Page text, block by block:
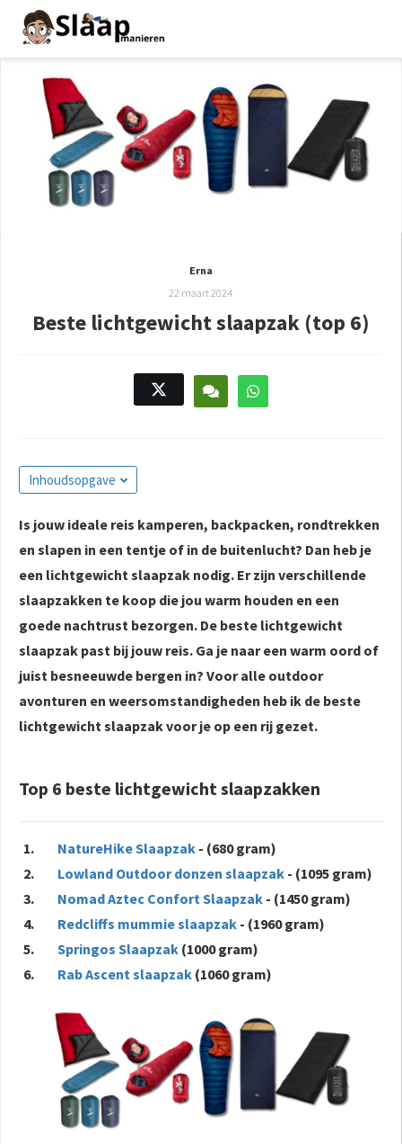
Erna
22 maart 2024
Beste lichtgewicht slaapzak (top 6)
Inhoudsopgave
Is jouw ideale reis kamperen, backpacken, rondtrekken
en slapen in een tentje of in de buitenlucht? Dan heb je
een lichtgewicht slaapzak nodig. Er zijn verschillende
slaapzakken te koop die jou warm houden en een
goede nachtrust bezorgen. De beste lichtgewicht
slaapzak past bij jouw reis. Ga je naar een warm oord of
juist besneeuwde bergen in? Voor alle outdoor
avonturen en weersomstandigheden heb ik de beste
lichtgewicht slaapzak voor je op een rij gezet.
Top 6 beste lichtgewicht slaapzakken
NatureHike Slaapzak - (680 gram)
Lowland Outdoor donzen slaapzak - (1095 gram)
Nomad Aztec Confort Slaapzak - (1450 gram)
Redcliffs mummie slaapzak - (1960 gram)
Springos Slaapzak (1000 gram)
Rab Ascent slaapzak (1060 gram)